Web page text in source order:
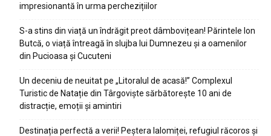
impresionantă în urma perchezițiilor
S-a stins din viață un îndrăgit preot dâmbovițean! Părintele Ion
Butcă, o viață întreagă în slujba lui Dumnezeu și a oamenilor
din Pucioasa și Cucuteni
Un deceniu de neuitat pe „Litoralul de acasă!” Complexul
Turistic de Natație din Târgoviște sărbătorește 10 ani de
distracție, emoții și amintiri
Destinația perfectă a verii! Peștera Ialomiței, refugiul răcoros și